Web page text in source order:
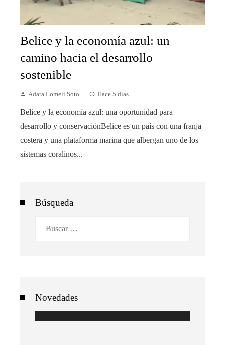
Belice y la economía azul: un
camino hacia el desarrollo
sostenible
Adara Lomeli Soto Hace 5 días
Belice y la economía azul: una oportunidad para
desarrollo y conservaciónBelice es un país con una franja
costera y una plataforma marina que albergan uno de los
sistemas coralinos...
Búsqueda
Novedades